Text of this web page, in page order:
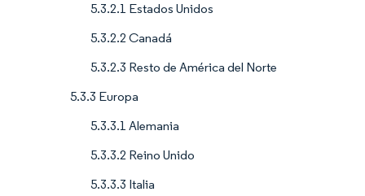
5.3.2.1 Estados Unidos
5.3.2.2 Canadá
5.3.2.3 Resto de América del Norte
5.3.3 Europa
5.3.3.1 Alemania
5.3.3.2 Reino Unido
5.3.3.3 Italia